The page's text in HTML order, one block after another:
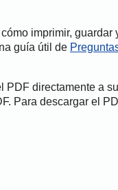
imprimir, guardar
guía útil de
PDF directamente a
Para descargar el